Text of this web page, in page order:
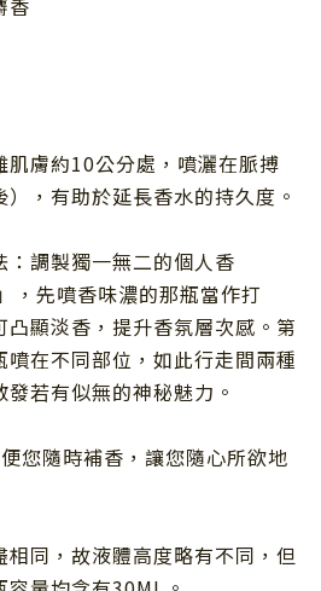
香
肌膚約10公分處，噴灑在脈搏
，有助於延長香水的持久度。
：調製獨一無二的個人香
，先噴香味濃的那瓶當作打
顯淡香，提升香氛層次感。第
在不同部位，如此行走間兩種
若有似無的神秘魅力。
您隨時補香，讓您隨心所欲地
相同，故液體高度略有不同，但